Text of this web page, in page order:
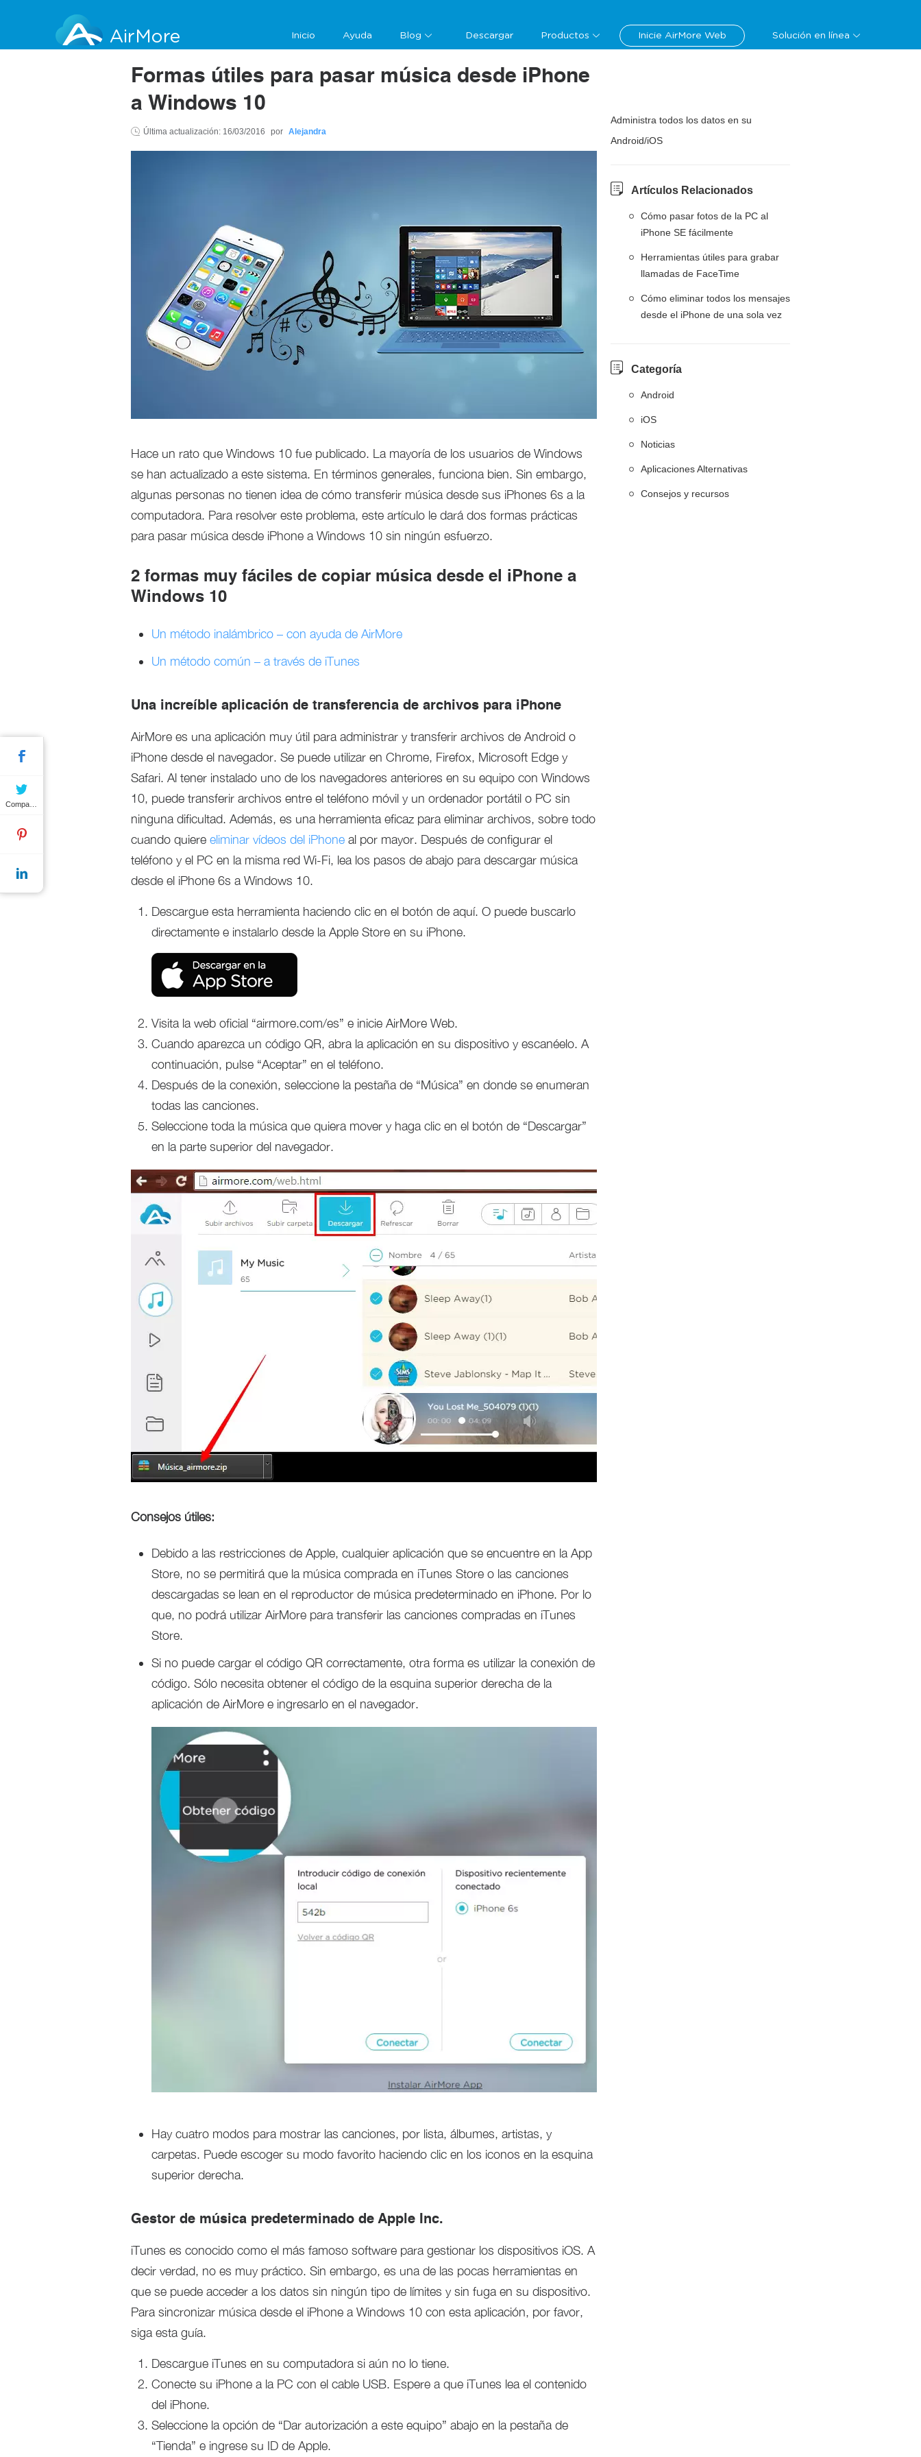
AirMore Inicio Ayuda Blog Descargar Productos Inicie AirMore Web Solución en línea
Formas útiles para pasar música desde iPhone
a Windows 10
Última actualización: 16/03/2016 por Alejandra
Hace un rato que Windows 10 fue publicado. La mayoría de los usuarios de Windows
se han actualizado a este sistema. En términos generales, funciona bien. Sin embargo,
algunas personas no tienen idea de cómo transferir música desde sus iPhones 6s a la
computadora. Para resolver este problema, este artículo le dará dos formas prácticas
para pasar música desde iPhone a Windows 10 sin ningún esfuerzo.
2 formas muy fáciles de copiar música desde el iPhone a
Windows 10
Un método inalámbrico – con ayuda de AirMore
Un método común – a través de iTunes
Una increíble aplicación de transferencia de archivos para iPhone
AirMore es una aplicación muy útil para administrar y transferir archivos de Android o
iPhone desde el navegador. Se puede utilizar en Chrome, Firefox, Microsoft Edge y
Safari. Al tener instalado uno de los navegadores anteriores en su equipo con Windows
10, puede transferir archivos entre el teléfono móvil y un ordenador portátil o PC sin
ninguna dificultad. Además, es una herramienta eficaz para eliminar archivos, sobre todo
cuando quiere eliminar vídeos del iPhone al por mayor. Después de configurar el
teléfono y el PC en la misma red Wi-Fi, lea los pasos de abajo para descargar música
desde el iPhone 6s a Windows 10.
Descargue esta herramienta haciendo clic en el botón de aquí. O puede buscarlo
directamente e instalarlo desde la Apple Store en su iPhone.
Visita la web oficial “airmore.com/es” e inicie AirMore Web.
Cuando aparezca un código QR, abra la aplicación en su dispositivo y escanéelo. A
continuación, pulse “Aceptar” en el teléfono.
Después de la conexión, seleccione la pestaña de “Música” en donde se enumeran
todas las canciones.
Seleccione toda la música que quiera mover y haga clic en el botón de “Descargar”
en la parte superior del navegador.
Consejos útiles:
Debido a las restricciones de Apple, cualquier aplicación que se encuentre en la App
Store, no se permitirá que la música comprada en iTunes Store o las canciones
descargadas se lean en el reproductor de música predeterminado en iPhone. Por lo
que, no podrá utilizar AirMore para transferir las canciones compradas en iTunes
Store.
Si no puede cargar el código QR correctamente, otra forma es utilizar la conexión de
código. Sólo necesita obtener el código de la esquina superior derecha de la
aplicación de AirMore e ingresarlo en el navegador.
Hay cuatro modos para mostrar las canciones, por lista, álbumes, artistas, y
carpetas. Puede escoger su modo favorito haciendo clic en los iconos en la esquina
superior derecha.
Gestor de música predeterminado de Apple Inc.
iTunes es conocido como el más famoso software para gestionar los dispositivos iOS. A
decir verdad, no es muy práctico. Sin embargo, es una de las pocas herramientas en
que se puede acceder a los datos sin ningún tipo de límites y sin fuga en su dispositivo.
Para sincronizar música desde el iPhone a Windows 10 con esta aplicación, por favor,
siga esta guía.
Descargue iTunes en su computadora si aún no lo tiene.
Conecte su iPhone a la PC con el cable USB. Espere a que iTunes lea el contenido
del iPhone.
Seleccione la opción de “Dar autorización a este equipo” abajo en la pestaña de
“Tienda” e ingrese su ID de Apple.
Administra todos los datos en su
Android/iOS
Artículos Relacionados
Cómo pasar fotos de la PC al
iPhone SE fácilmente
Herramientas útiles para grabar
llamadas de FaceTime
Cómo eliminar todos los mensajes
desde el iPhone de una sola vez
Categoría
Android
iOS
Noticias
Aplicaciones Alternativas
Consejos y recursos